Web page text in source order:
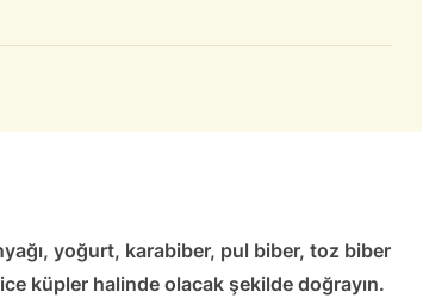
yoğurt, karabiber, pul biber, toz biber
küpler halinde olacak şekilde doğrayın.